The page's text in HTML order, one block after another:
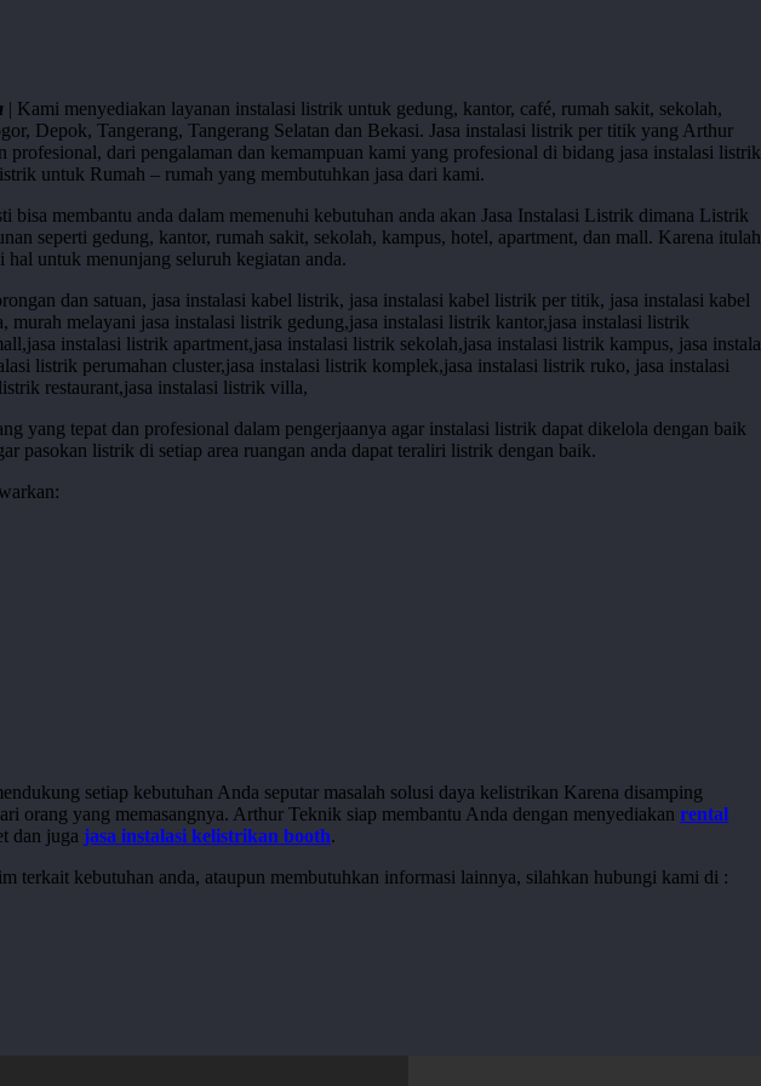
| Kami menyediakan layanan instalasi listrik untuk gedung, kantor, café, rumah sakit, sekolah,
Depok, Tangerang, Tangerang Selatan dan Bekasi. Jasa instalasi listrik per titik yang Arthur
dari pengalaman dan kemampuan kami yang profesional di bidang jasa instalasi listrik
untuk Rumah – rumah yang membutuhkan jasa dari kami.
membantu anda dalam memenuhi kebutuhan anda akan Jasa Instalasi Listrik dimana Listrik
seperti gedung, kantor, rumah sakit, sekolah, kampus, hotel, apartment, dan mall. Karena itulah
untuk menunjang seluruh kegiatan anda.
yang tepat dan profesional dalam pengerjaanya agar instalasi listrik dapat dikelola dengan baik
pasokan listrik di setiap area ruangan anda dapat teraliri listrik dengan baik.
setiap kebutuhan Anda seputar masalah solusi daya kelistrikan Karena disamping
orang yang memasangnya. Arthur Teknik siap membantu Anda dengan menyediakanrental
dan jugajasa instalasi kelistrikan booth.
terkait kebutuhan anda, ataupun membutuhkan informasi lainnya, silahkan hubungi kami di :